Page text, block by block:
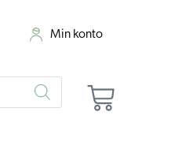
Min konto
Kurv